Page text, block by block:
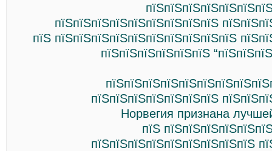
пїЅпїЅпїЅпїЅпїЅпїЅпїЅпїЅпїЅ
пїЅ пїЅпїЅпїЅпїЅпїЅпїЅпїЅпїЅпїЅпїЅ
пїЅпїЅпїЅпїЅпїЅпїЅ
пїЅпїЅпїЅпїЅпїЅпїЅпїЅ
Норвегия признана
пїЅ
пїЅпїЅпїЅпїЅпїЅпїЅпїЅпїЅпїЅ